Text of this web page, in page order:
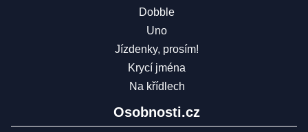
Dobble
Uno
Jízdenky, prosím!
Krycí jména
Na křídlech
Osobnosti.cz